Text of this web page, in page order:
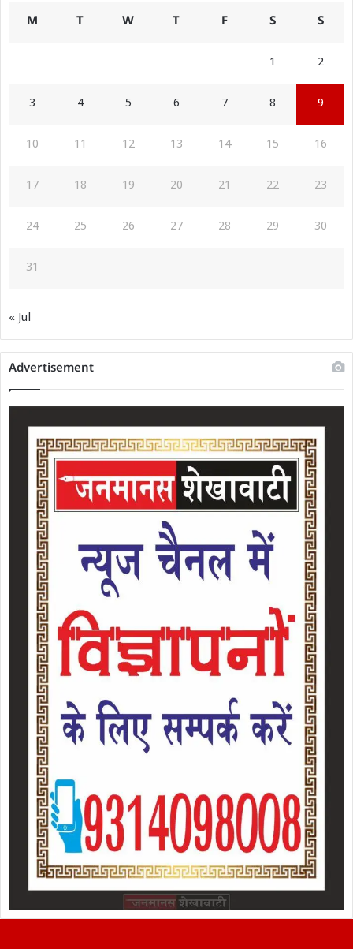
M T W T F S S
1 2
3 4 5 6 7 8 9
10 11 12 13 14 15 16
17 18 19 20 21 22 23
24 25 26 27 28 29 30
31
« Jul
Advertisement